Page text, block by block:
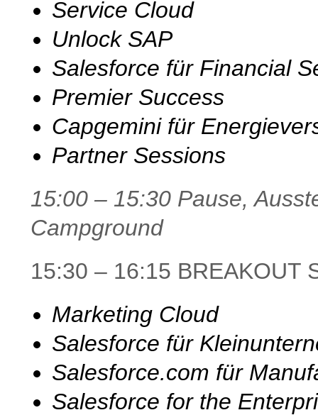
Service Cloud
Unlock SAP
Salesforce für Financial
Premier Success
Capgemini für
Partner Sessions
15:00 – 15:30 Pause,
Campground
15:30 – 16:15 BREAKOUT
Marketing Cloud
Salesforce für
Salesforce.com für
Salesforce for the